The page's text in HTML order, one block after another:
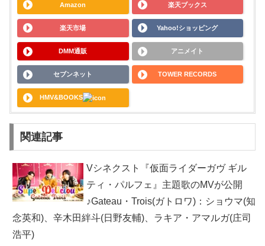
Amazon 楽天ブックス
楽天市場 Yahoo!ショッピング
DMM通販 アニメイト
セブンネット TOWER RECORDS
HMV&BOOKS
関連記事
Vシネクスト『仮面ライダーガヴ ギル
ティ・パルフェ』主題歌のMVが公開
♪Gateau・Trois(ガトロワ)：ショウマ(知
念英和)、辛木田絆斗(日野友輔)、ラキア・アマルガ(庄司
浩平)